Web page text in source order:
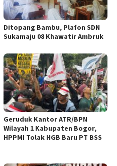
Ditopang Bambu, Plafon SDN
Sukamaju 08 Khawatir Ambruk
Geruduk Kantor ATR/BPN
Wilayah 1 Kabupaten Bogor,
HPPMI Tolak HGB Baru PT BSS